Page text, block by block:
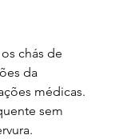
chás de
da
médicas.
sem